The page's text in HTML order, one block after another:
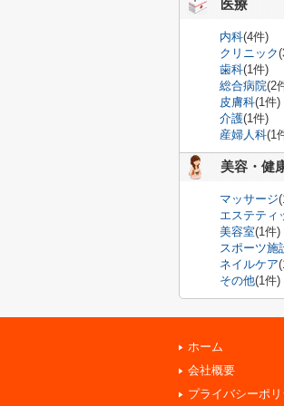
医療
内科(4件)
クリニック
歯科(1件)
総合病院(2
皮膚科(1件)
介護(1件)
産婦人科(1
美容・健
マッサージ
エステティ
美容室(1件)
スポーツ施
ネイルケア
その他(1件)
ホーム
会社概要
プライバシーポ